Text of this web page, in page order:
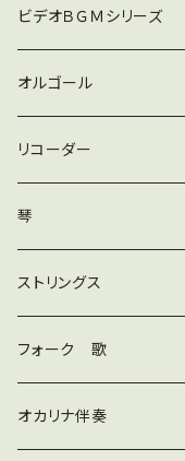
普通
ビデオＢＧＭシリーズ
ロック
ラテン
ダンス
和風
京都
ストリングス
子ども
オルゴール
リコーダー
琴
ストリングス
フォーク 歌
オカリナ伴奏